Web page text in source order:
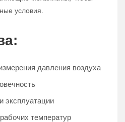
условия.
давления воздуха
эксплуатации
температур